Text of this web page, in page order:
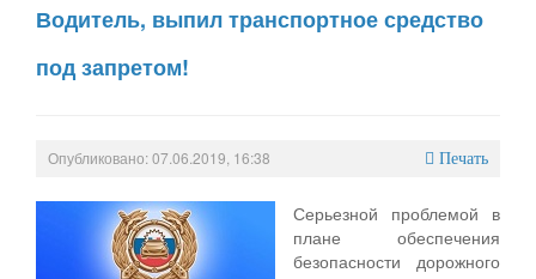
Водитель, выпил транспортное средство
под запретом!
Опубликовано: 07.06.2019, 16:38 Печать
Серьезной проблемой в
плане обеспечения
безопасности дорожного